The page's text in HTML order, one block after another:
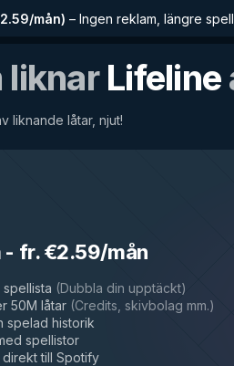
mån) – Ingen reklam, längre
liknarLifeline
liknande låtar, njut!
- fr. €2.59/mån
(Dubbla din upptäckt)
50M låtar (Credits, skivbolag mm.)
spelad historik
spellistor
till Spotify